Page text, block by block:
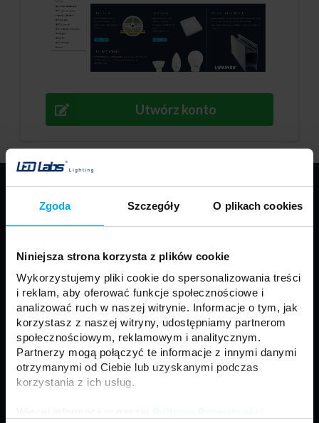
Zgoda Szczegóły O plikach cookies
Niniejsza strona korzysta z plików cookie
Wykorzystujemy pliki cookie do spersonalizowania treści
i reklam, aby oferować funkcje społecznościowe i
analizować ruch w naszej witrynie. Informacje o tym, jak
korzystasz z naszej witryny, udostępniamy partnerom
społecznościowym, reklamowym i analitycznym.
Partnerzy mogą połączyć te informacje z innymi danymi
otrzymanymi od Ciebie lub uzyskanymi podczas
korzystania z ich usług.
Utwórz konto
Zasilacze Sterowniki
Oprawy sufitowe Moduły
Motoryzacja Złącza i akcesoria
Panele LED Naświetlacze LED
Neony LED Lampy zewnętrzne